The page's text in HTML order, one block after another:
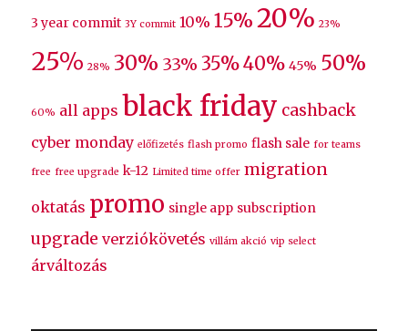
3 year commit 3Y commit 10% 15% 20% 23%
25% 28% 30% 33% 35%40% 45% 50%
60% all apps black friday cashback
cyber monday előfizetés flash promo flash sale for teams
free free upgrade k-12 Limited time offer migration
oktatás promo single app subscription
upgrade verziókövetés villám akció vip select
árváltozás